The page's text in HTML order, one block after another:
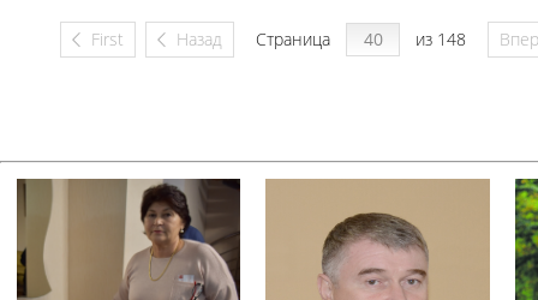
First Назад Страница из 148